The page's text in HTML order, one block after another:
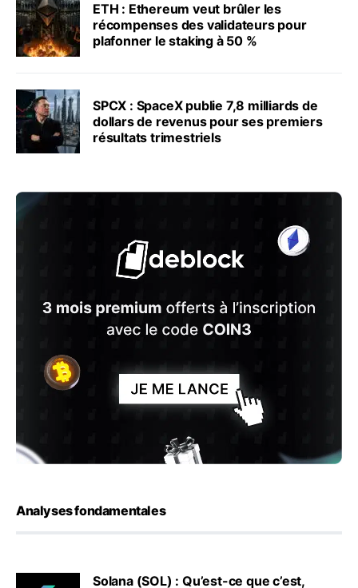
ETH : Ethereum veut brûler les
récompenses des validateurs pour
plafonner le staking à 50 %
SPCX : SpaceX publie 7,8 milliards de
dollars de revenus pour ses premiers
résultats trimestriels
Analyses fondamentales
Solana (SOL) : Qu’est-ce que c’est,